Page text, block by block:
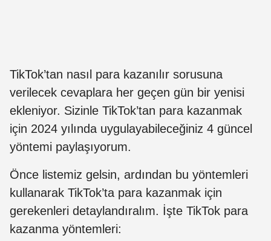
TikTok’tan nasıl para kazanılır sorusuna
verilecek cevaplara her geçen gün bir yenisi
ekleniyor. Sizinle TikTok’tan para kazanmak
için 2024 yılında uygulayabileceğiniz 4 güncel
yöntemi paylaşıyorum.
Önce listemiz gelsin, ardından bu yöntemleri
kullanarak TikTok’ta para kazanmak için
gerekenleri detaylandıralım. İşte TikTok para
kazanma yöntemleri: